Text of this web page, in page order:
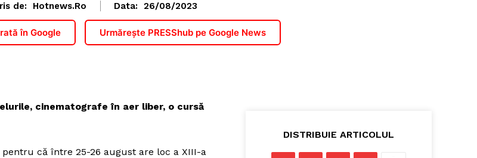
de: Hotnews.ro Data: 26/08/2023
în Google Urmărește PRESShub pe Google News
cinematografe în aer liber, o cursă
că între 25-26 august are loc a XIII-a
DISTRIBUIE ARTICOLUL